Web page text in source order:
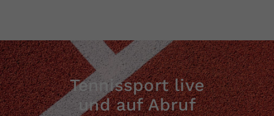
Tennissport live
und auf Abruf